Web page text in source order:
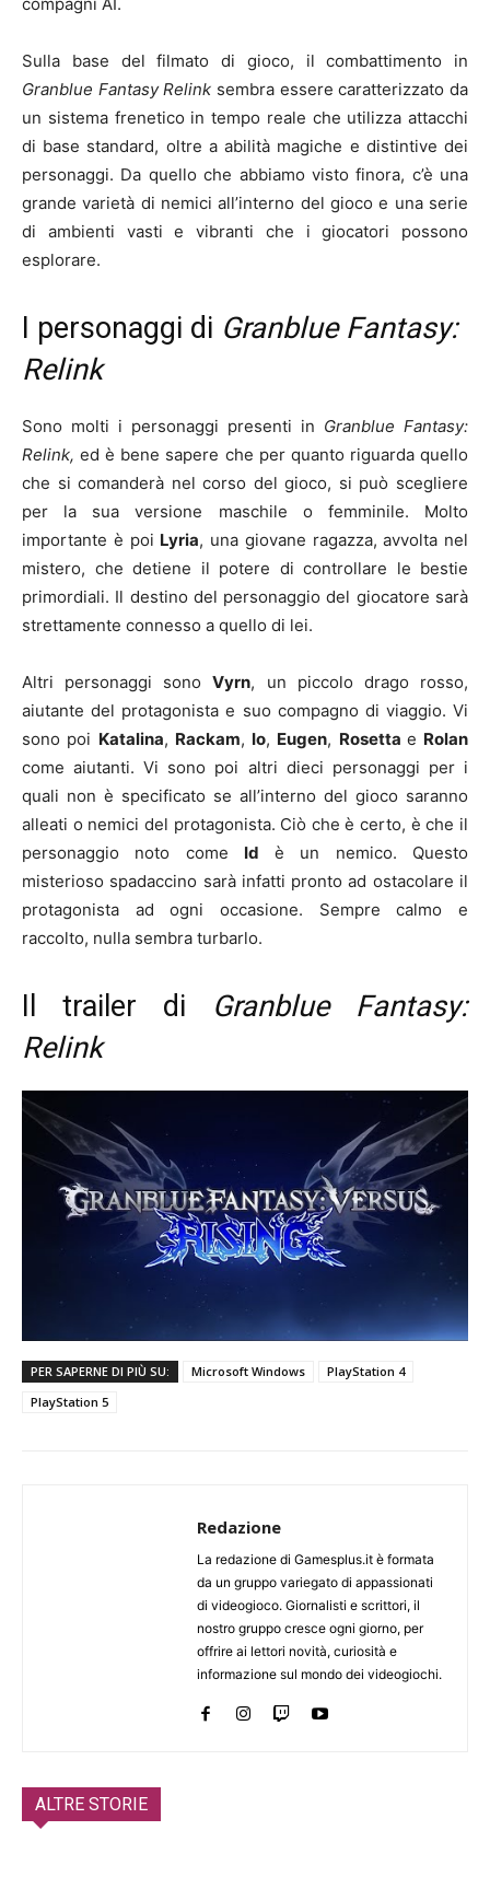
Sulla base del filmato di gioco, il combattimento in
Granblue Fantasy Relink sembra essere caratterizzato da
un sistema frenetico in tempo reale che utilizza attacchi
di base standard, oltre a abilità magiche e distintive dei
personaggi. Da quello che abbiamo visto finora, c’è una
grande varietà di nemici all’interno del gioco e una serie
di ambienti vasti e vibranti che i giocatori possono
esplorare.
I personaggi di Granblue Fantasy:
Relink
Sono molti i personaggi presenti in Granblue Fantasy:
Relink,ed è bene sapere che per quanto riguarda quello
che si comanderà nel corso del gioco, si può scegliere
per la sua versione maschile o femminile. Molto
importante è poi Lyria, una giovane ragazza, avvolta nel
mistero, che detiene il potere di controllare le bestie
primordiali. Il destino del personaggio del giocatore sarà
strettamente connesso a quello di lei.
Altri personaggi sonoVyrn, un piccolo drago rosso,
aiutante del protagonista e suo compagno di viaggio. Vi
sono poi Katalina, Rackam, Io, Eugen, Rosetta e Rolan
come aiutanti. Vi sono poi altri dieci personaggi per i
quali non è specificato se all’interno del gioco saranno
alleati o nemici del protagonista. Ciò che è certo, è che il
personaggio noto come Id è un nemico. Questo
misterioso spadaccino sarà infatti pronto ad ostacolare il
protagonista ad ogni occasione. Sempre calmo e
raccolto, nulla sembra turbarlo.
Il trailer di Granblue Fantasy:
Relink
PER SAPERNE DI PIÙ SU: Microsoft Windows
PlayStation 4
PlayStation 5
Redazione
La redazione di Gamesplus.it è formata
da un gruppo variegato di appassionati
di videogioco. Giornalisti e scrittori, il
nostro gruppo cresce ogni giorno, per
offrire ai lettori novità, curiosità e
informazione sul mondo dei videogiochi.
ALTRE STORIE